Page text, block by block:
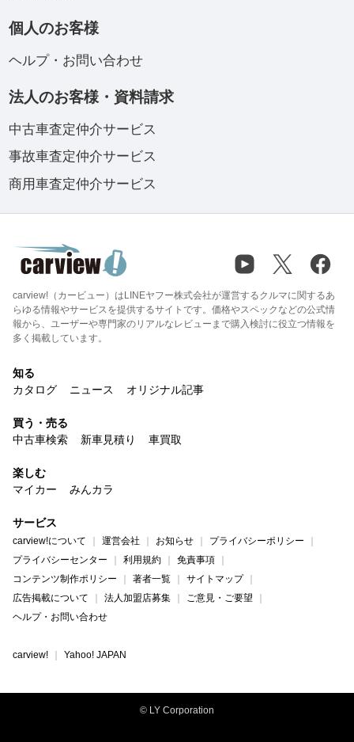
個人のお客様
ヘルプ・お問い合わせ
法人のお客様・資料請求
中古車査定仲介サービス
事故車査定仲介サービス
商用車査定仲介サービス
carview!（カービュー）はLINEヤフー株式会社が運営するクルマに関するあ
らゆる情報やサービスを提供するサイトです。価格やスペックなどの公式情
報から、ユーザーや専門家のリアルなレビューまで購入検討に役立つ情報を
多く掲載しています。
知る
カタログ
ニュース オリジナル記事
買う・売る
中古車検索
新車見積り 車買取
楽しむ
マイカー
みんカラ
サービス
carview!について 運営会社 お知らせ
プライバシーポリシー
プライバシーセンター
利用規約
免責事項
コンテンツ制作ポリシー
著者一覧
サイトマップ
広告掲載について
法人加盟店募集
ご意見・ご要望
ヘルプ・お問い合わせ
carview! Yahoo! JAPAN
© LY Corporation